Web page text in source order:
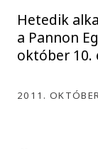
Hetedik
a Pannon
október 10.
2011.